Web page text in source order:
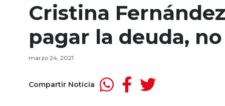
Cristina
pagar la deuda,
marzo 24, 2021
Compartir Noticia